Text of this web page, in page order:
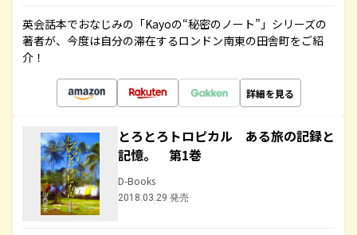
英会話本でおなじみの「Kayoの“秘密のノート”」シリーズの
著者が、今度は自分の滞在するロンドン南東の田舎町をご紹
介！
詳細を見る
とろとろトロピカル ある旅の記録と
記憶。 第1巻
D-Books
2018.03.29 発売